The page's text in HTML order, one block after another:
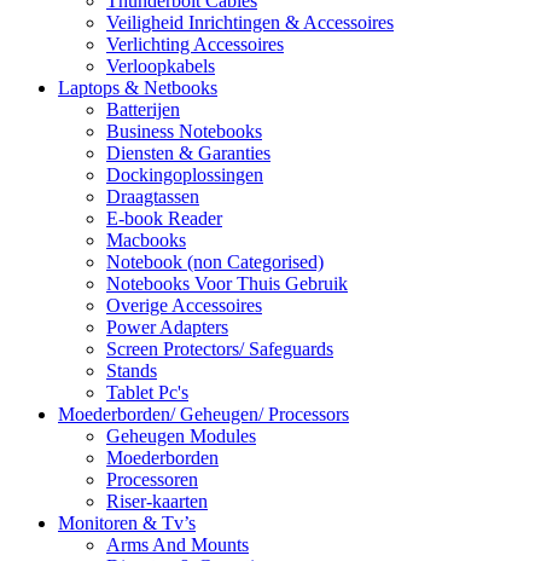
Veiligheid Inrichtingen & Accessoires
Verlichting Accessoires
Verloopkabels
Laptops & Netbooks
Batterijen
Business Notebooks
Diensten & Garanties
Dockingoplossingen
Draagtassen
E-book Reader
Macbooks
Notebook (non Categorised)
Notebooks Voor Thuis Gebruik
Overige Accessoires
Power Adapters
Screen Protectors/ Safeguards
Stands
Tablet Pc's
Moederborden/ Geheugen/ Processors
Geheugen Modules
Moederborden
Processoren
Riser-kaarten
Monitoren & Tv’s
Arms And Mounts